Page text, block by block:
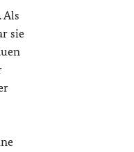
Als
sie